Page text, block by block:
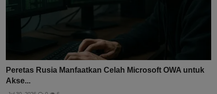
Peretas Rusia Manfaatkan Celah Microsoft OWA untuk
Akse...